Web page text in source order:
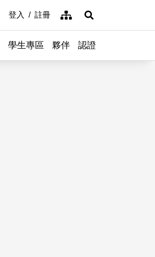
登入 註冊 網站導覽展開搜尋
學生專區 夥伴 認證